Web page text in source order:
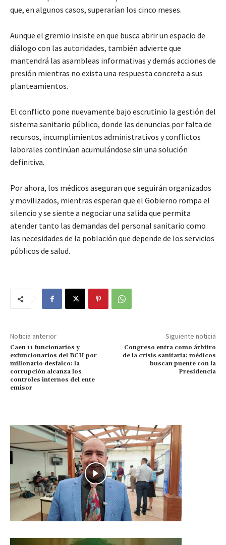
que, en algunos casos, superarían los cinco meses.
Aunque el gremio insiste en que busca abrir un espacio de
diálogo con las autoridades, también advierte que
mantendrá las asambleas informativas y demás acciones de
presión mientras no exista una respuesta concreta a sus
planteamientos.
El conflicto pone nuevamente bajo escrutinio la gestión del
sistema sanitario público, donde las denuncias por falta de
recursos, incumplimientos administrativos y conflictos
laborales continúan acumulándose sin una solución
definitiva.
Por ahora, los médicos aseguran que seguirán organizados
y movilizados, mientras esperan que el Gobierno rompa el
silencio y se siente a negociar una salida que permita
atender tanto las demandas del personal sanitario como
las necesidades de la población que depende de los servicios
públicos de salud.
Noticia anterior
Caen 11 funcionarios y
exfuncionarios del BCH por
millonario desfalco: la
corrupción alcanza los
controles internos del ente
emisor
Siguiente noticia
Congreso entra como árbitro
de la crisis sanitaria: médicos
buscan puente con la
Presidencia